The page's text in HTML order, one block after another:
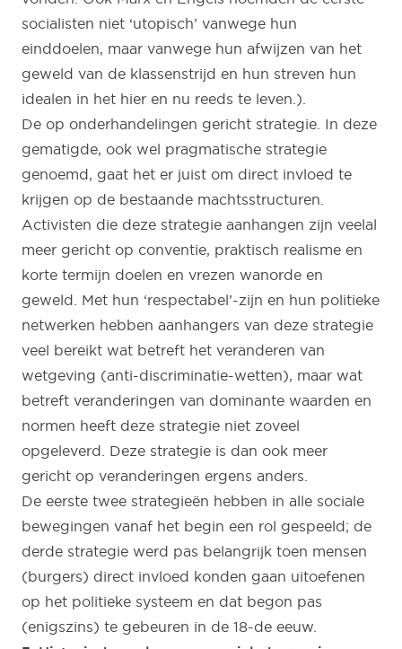
socialisten niet ‘utopisch’ vanwege hun
einddoelen, maar vanwege hun afwijzen van het
geweld van de klassenstrijd en hun streven hun
idealen in het hier en nu reeds te leven.).
De op onderhandelingen gericht strategie. In deze
gematigde, ook wel pragmatische strategie
genoemd, gaat het er juist om direct invloed te
krijgen op de bestaande machtsstructuren.
Activisten die deze strategie aanhangen zijn veelal
meer gericht op conventie, praktisch realisme en
korte termijn doelen en vrezen wanorde en
geweld. Met hun ‘respectabel’-zijn en hun politieke
netwerken hebben aanhangers van deze strategie
veel bereikt wat betreft het veranderen van
wetgeving (anti-discriminatie-wetten), maar wat
betreft veranderingen van dominante waarden en
normen heeft deze strategie niet zoveel
opgeleverd. Deze strategie is dan ook meer
gericht op veranderingen ergens anders.
De eerste twee strategieën hebben in alle sociale
bewegingen vanaf het begin een rol gespeeld; de
derde strategie werd pas belangrijk toen mensen
(burgers) direct invloed konden gaan uitoefenen
op het politieke systeem en dat begon pas
(enigszins) te gebeuren in de 18-de eeuw.